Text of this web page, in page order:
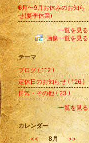
6月〜9月お休みのお知ら
せ(夏季休業)
一覧を見る
画像一覧を見る
テーマ
ブログ ( 112 )
定休日のお知らせ ( 126 )
日常・その他 ( 23 )
一覧を見る
カレンダー
<<
8月
>>